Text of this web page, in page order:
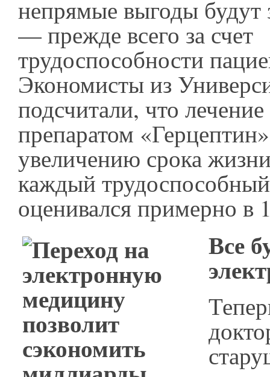
непрямые выгоды будут
— прежде всего за счет
трудоспособности
Экономисты из
подсчитали, что
препаратом
увеличению срока
каждый
оценивался примерно в
Все